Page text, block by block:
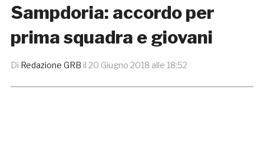
Sampdoria: accordo per
prima squadra e giovani
Di Redazione GRB il 20 Giugno 2018 alle 18:52